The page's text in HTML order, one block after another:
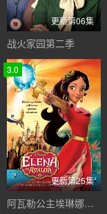
更新第06集
战火家园第二季
3.0
更新第25集
阿瓦勒公主埃琳娜第一季